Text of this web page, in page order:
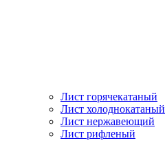
Лист горячекатаный
Лист холоднокатаный
Лист нержавеющий
Лист рифленый